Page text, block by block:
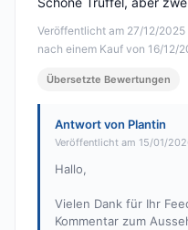
Veröffentlicht am 27/12/2025
nach einem Kauf von 16/12/
Übersetzte Bewertungen
Antwort von Plantin
Veröffentlicht am 15/01/
Hallo,
Vielen Dank für Ihr
Kommentar zum